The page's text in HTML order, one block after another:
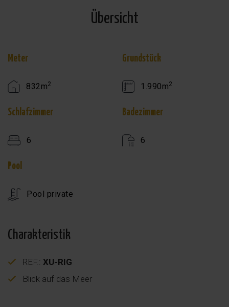
Übersicht
Meter
832m2
Grundstück
1.990m2
Schlafzimmer
6
Badezimmer
6
Pool
Pool private
Charakteristik
REF.: XU-RIG
Blick auf das Meer